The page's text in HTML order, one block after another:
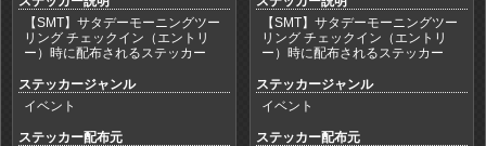
【SMT】サタデーモーニングツー
リング チェックイン（エントリ
ー）時に配布されるステッカー
ステッカージャンル
イベント
ステッカー配布元
【SMT】サタデーモーニングツー
リング チェックイン（エントリ
ー）時に配布されるステッカー
ステッカージャンル
イベント
ステッカー配布元